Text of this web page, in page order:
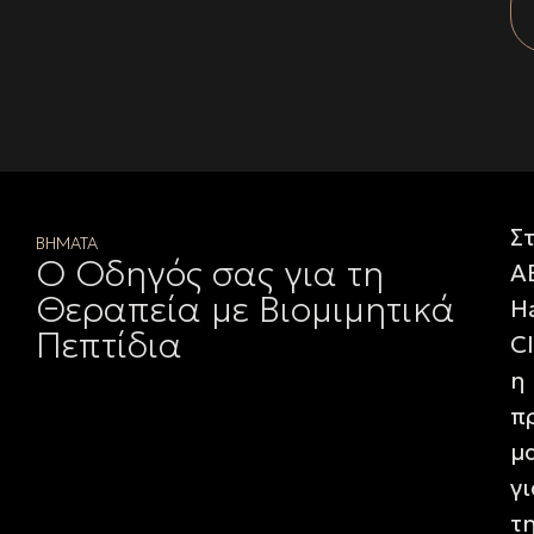
ΒΗΜΑΤΑ
Ο Οδηγός σας για τη
Θεραπεία με Βιομιμητικά
Πεπτίδια
η